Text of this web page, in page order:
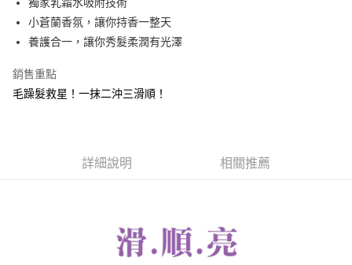
街口支付
ATM付款
每筆NT$85，滿NT$499(含以上)免運費
小蒼蘭香氛，讓你持香一整天
養護合一，讓你秀髮柔潤有光澤
銷售重點
毛躁髮救星！一抹二沖三滑順！
詳細說明 相關推薦